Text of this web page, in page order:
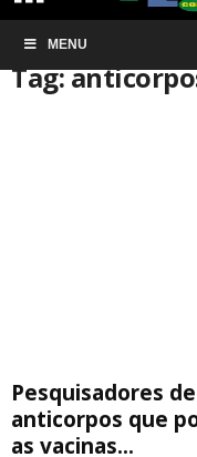
MENU
Início Tags
Tag:
Pesquisadores
anticorpos que
as vacinas...